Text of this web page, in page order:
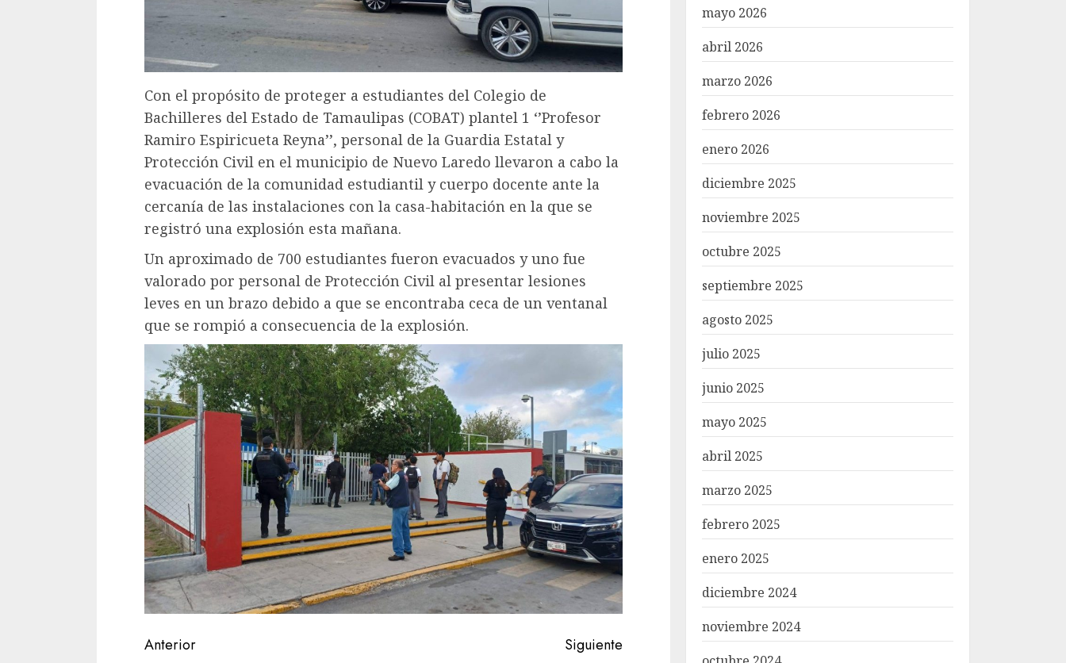
Con el propósito de proteger a estudiantes del Colegio de
Bachilleres del Estado de Tamaulipas (COBAT) plantel 1 ‘’Profesor
Ramiro Espiricueta Reyna’’, personal de la Guardia Estatal y
Protección Civil en el municipio de Nuevo Laredo llevaron a cabo la
evacuación de la comunidad estudiantil y cuerpo docente ante la
cercanía de las instalaciones con la casa-habitación en la que se
registró una explosión esta mañana.
Un aproximado de 700 estudiantes fueron evacuados y uno fue
valorado por personal de Protección Civil al presentar lesiones
leves en un brazo debido a que se encontraba ceca de un ventanal
que se rompió a consecuencia de la explosión.
Sigue
Anterior Siguiente
mayo 2026
abril 2026
marzo 2026
febrero 2026
enero 2026
diciembre 2025
noviembre 2025
octubre 2025
septiembre 2025
agosto 2025
julio 2025
junio 2025
mayo 2025
abril 2025
marzo 2025
febrero 2025
enero 2025
diciembre 2024
noviembre 2024